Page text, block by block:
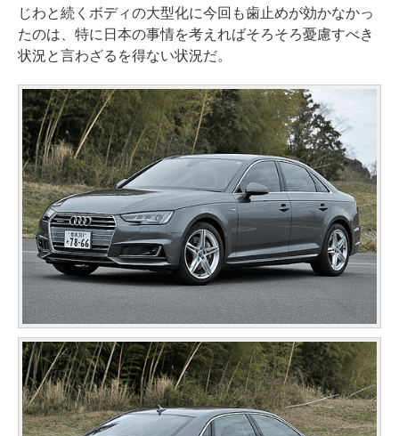
じわと続くボディの大型化に今回も歯止めが効かなかっ
たのは、特に日本の事情を考えればそろそろ憂慮すべき
状況と言わざるを得ない状況だ。